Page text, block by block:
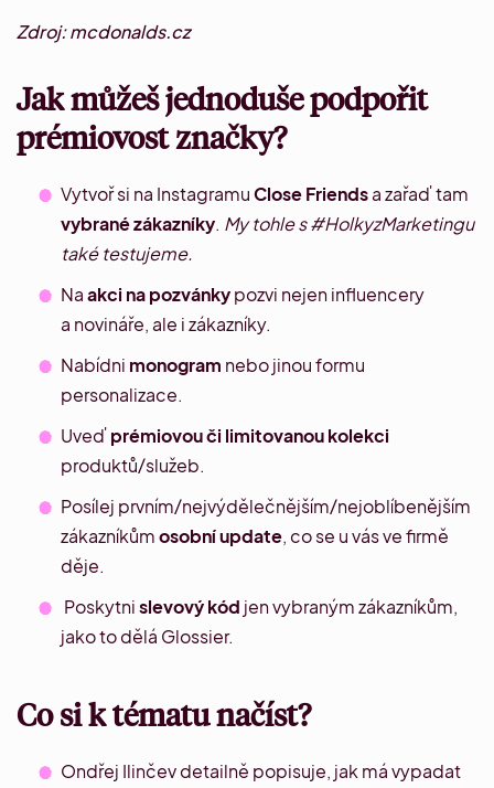
Zdroj: mcdonalds.cz
Jak můžeš jednoduše podpořit
prémiovost značky?
Vytvoř si na InstagramuClose Friendsa zařaď tam
vybrané zákazníky. My tohle s #HolkyzMarketingu
také testujeme.
Naakci na pozvánkypozvi nejen influencery
a novináře, ale i zákazníky.
Nabídni monogram nebo jinou formu
personalizace.
Uveďprémiovou či limitovanou kolekci
produktů/služeb.
Posílej prvním/nejvýdělečnějším/nejoblíbenějším
zákazníkůmosobní update, co se u vás ve firmě
děje.
Poskytnislevový kód jen vybraným zákazníkům,
jako to dělá Glossier.
Co si k tématu načíst?
Ondřej Ilinčevdetailně popisuje, jak má vypadat